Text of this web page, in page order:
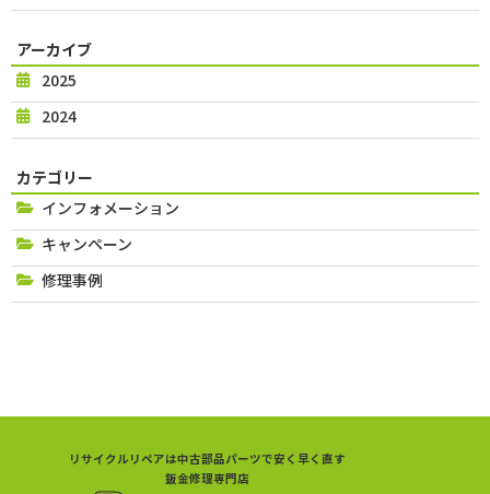
アーカイブ
2025
2024
カテゴリー
インフォメーション
キャンペーン
修理事例
リサイクルリペアは中古部品パーツで安く早く直す
鈑金修理専門店